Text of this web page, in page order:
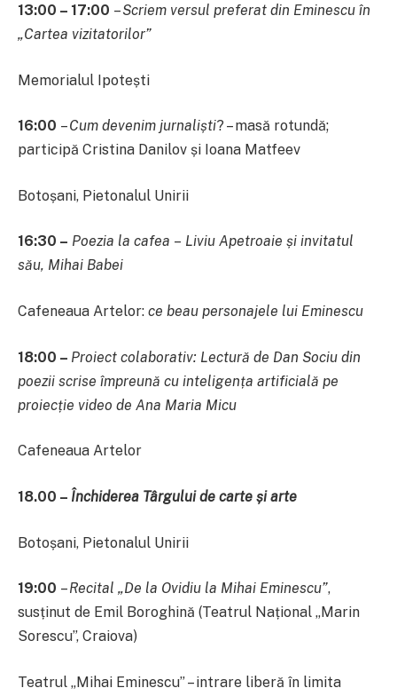
13:00 – 17:00 –Scriem versul preferat din Eminescu în
„Cartea vizitatorilor”
Memorialul Ipotești
16:00 –Cum devenim jurnaliști? – masă rotundă;
participă Cristina Danilov și Ioana Matfeev
Botoșani, Pietonalul Unirii
16:30 – Poezia la cafea – Liviu Apetroaie și invitatul
său, Mihai Babei
Cafeneaua Artelor: ce beau personajele lui Eminescu
18:00 – Proiect colaborativ: Lectură de Dan Sociu din
poezii scrise împreună cu inteligența artificială pe
proiecție video de Ana Maria Micu
Cafeneaua Artelor
18.00 – Închiderea Târgului de carte și arte
Botoșani, Pietonalul Unirii
19:00 –Recital „De la Ovidiu la Mihai Eminescu”,
susținut de Emil Boroghină (Teatrul Național „Marin
Sorescu”, Craiova)
Teatrul „Mihai Eminescu” – intrare liberă în limita